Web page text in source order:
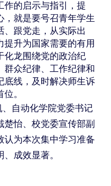
作的启示与指引，提
，就是要号召青年学生
、跟党走，从实际出
升为国家需要的有用
化龙围绕党的政治纪
群众纪律、工作纪律和
底线，及时解决师生诉
。
自动化学院党委书记
怡、校党委宣传部副
认为本次集中学习准备
成效显著。